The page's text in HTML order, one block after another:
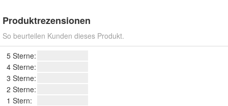
Produktrezensionen
So beurteilen Kunden dieses Produkt.
5 Sterne:
4 Sterne:
3 Sterne:
2 Sterne:
1 Stern: